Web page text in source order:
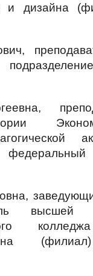
и дизайна
высшей